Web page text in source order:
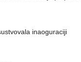
inaoguraciji